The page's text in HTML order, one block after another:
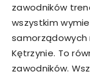
zawodników
wszystkim
samorządowych
Kętrzynie. To
zawodników.